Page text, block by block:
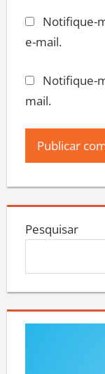
Notifique-
e-mail.
Notifique-
mail.
Pesquisar